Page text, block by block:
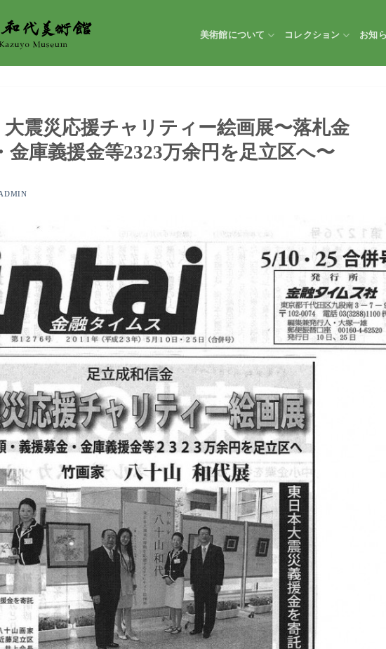
美術館について コレクション お知
震災応援チャリティー絵画展〜落札金
金庫義援金等2323万余円を足立区へ〜